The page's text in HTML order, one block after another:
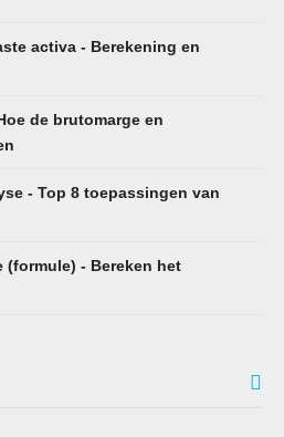
activa - Berekening en
de brutomarge en
- Top 8 toepassingen van
- Bereken het